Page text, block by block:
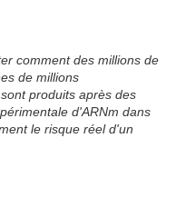
comment des millions de
de millions
produits après des
d'ARNm dans
le risque réel d'un